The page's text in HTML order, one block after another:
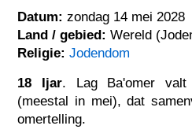
Datum: zondag 14 mei 2028
Land / gebied: Wereld
Religie: Jodendom
18 Ijar. Lag Ba'omer
(meestal in mei), dat
omertelling.